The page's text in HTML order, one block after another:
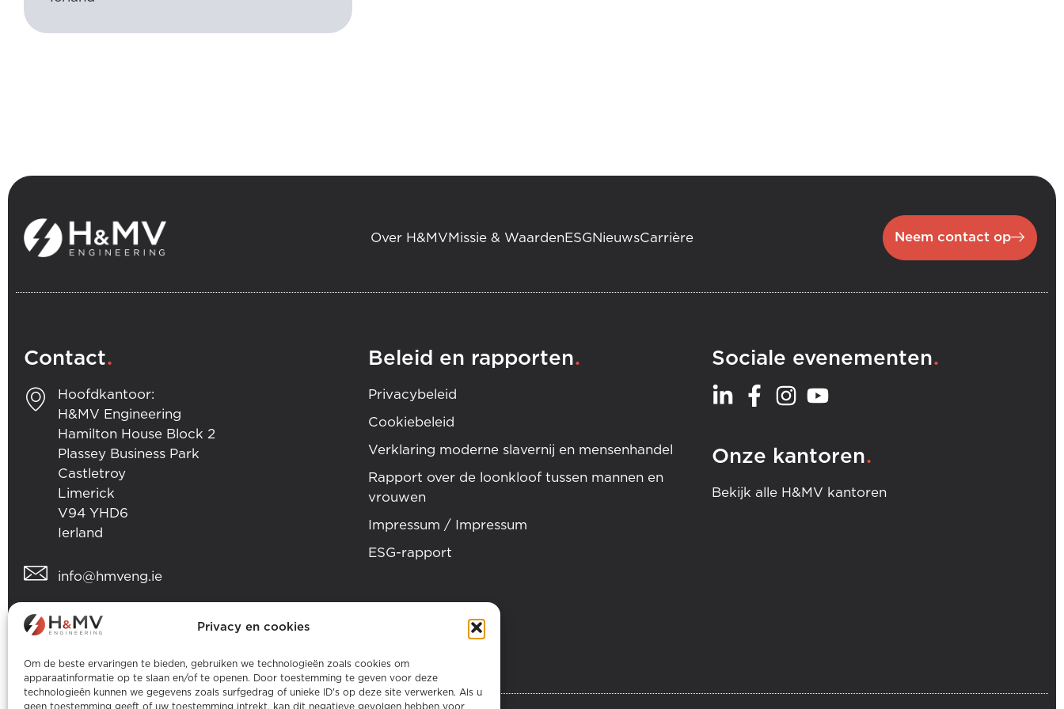
Privacy en cookies
Om de beste ervaringen te bieden, gebruiken we technologieën zoals cookies om
apparaatinformatie op te slaan en/of te openen. Door toestemming te geven voor deze
technologieën kunnen we gegevens zoals surfgedrag of unieke ID's op deze site verwerken. Als u
geen toestemming geeft of uw toestemming intrekt, kan dit negatieve gevolgen hebben voor
Over H&MV Missie & WaardenESG NieuwsCarrière Neem contact op
Contact.
Hoofdkantoor:
H&MV Engineering
Hamilton House Block 2
Plassey Business Park
Castletroy
Limerick
V94 YHD6
Ierland
info@hmveng.ie
+353 (0) 61 357 496
Beleid en rapporten.
Privacybeleid
Cookiebeleid
Verklaring moderne slavernij en mensenhandel
Rapport over de loonkloof tussen mannen en
vrouwen
Impressum / Impressum
ESG-rapport
Sociale evenementen.
Onze kantoren.
Bekijk alle H&MV kantoren